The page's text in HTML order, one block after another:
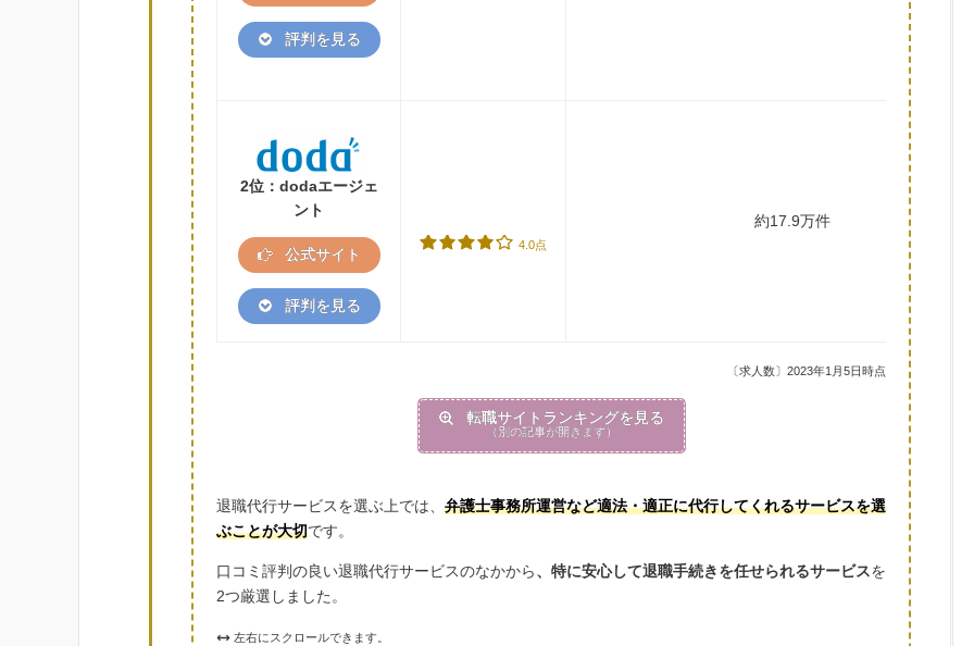
評判を見る
2位：dodaエージェ
ント
公式サイト
評判を見る
4.0点
約17.9万件
〔求人数〕2023年1月5日時点
転職サイトランキングを見る
（別の記事が開きます）
退職代行サービスを選ぶ上では、 弁護士事務所運営など適法・適正に代行してくれるサービスを選
ぶことが大切です。
口コミ評判の良い退職代行サービスのなかから、特に安心して退職手続きを任せられるサービスを
2つ厳選しました。
左右にスクロールできます。